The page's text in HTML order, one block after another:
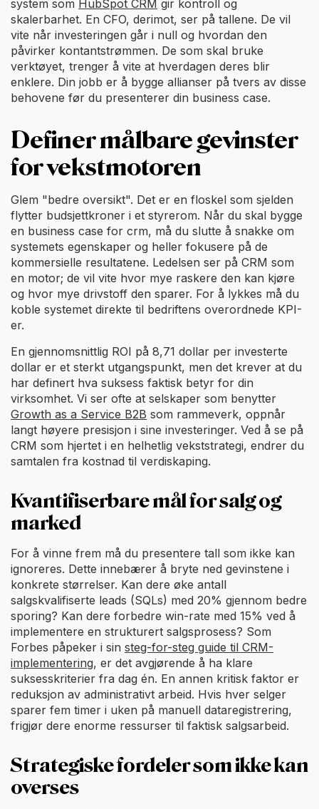
system som HubSpot CRM gir kontroll og
skalerbarhet. En CFO, derimot, ser på tallene. De vil
vite når investeringen går i null og hvordan den
påvirker kontantstrømmen. De som skal bruke
verktøyet, trenger å vite at hverdagen deres blir
enklere. Din jobb er å bygge allianser på tvers av disse
behovene før du presenterer din business case.
Definer målbare gevinster
for vekstmotoren
Glem "bedre oversikt". Det er en floskel som sjelden
flytter budsjettkroner i et styrerom. Når du skal bygge
en business case for crm, må du slutte å snakke om
systemets egenskaper og heller fokusere på de
kommersielle resultatene. Ledelsen ser på CRM som
en motor; de vil vite hvor mye raskere den kan kjøre
og hvor mye drivstoff den sparer. For å lykkes må du
koble systemet direkte til bedriftens overordnede KPI-
er.
En gjennomsnittlig ROI på 8,71 dollar per investerte
dollar er et sterkt utgangspunkt, men det krever at du
har definert hva suksess faktisk betyr for din
virksomhet. Vi ser ofte at selskaper som benytter
Growth as a Service B2B som rammeverk, oppnår
langt høyere presisjon i sine investeringer. Ved å se på
CRM som hjertet i en helhetlig vekststrategi, endrer du
samtalen fra kostnad til verdiskaping.
Kvantifiserbare mål for salg og
marked
For å vinne frem må du presentere tall som ikke kan
ignoreres. Dette innebærer å bryte ned gevinstene i
konkrete størrelser. Kan dere øke antall
salgskvalifiserte leads (SQLs) med 20% gjennom bedre
sporing? Kan dere forbedre win-rate med 15% ved å
implementere en strukturert salgsprosess? Som
Forbes påpeker i sin steg-for-steg guide til CRM-
implementering, er det avgjørende å ha klare
suksesskriterier fra dag én. En annen kritisk faktor er
reduksjon av administrativt arbeid. Hvis hver selger
sparer fem timer i uken på manuell dataregistrering,
frigjør dere enorme ressurser til faktisk salgsarbeid.
Strategiske fordeler som ikke kan
overses